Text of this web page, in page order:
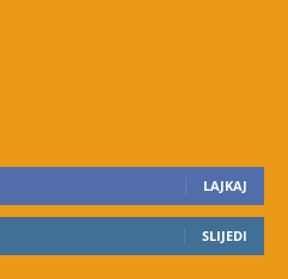
LAJKAJ
SLIJEDI